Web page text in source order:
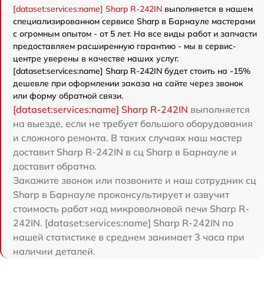
[dataset:services:name] Sharp R-242IN выполняется в нашем
специализированном сервисе Sharp в Барнауле мастерами
с огромным опытом - от 5 лет. На все виды работ и запчасти
предоставляем расширенную гарантию - мы в сервис-
центре уверены в качестве наших услуг.
[dataset:services:name] Sharp R-242IN будет стоить на -15%
дешевле при оформлении заказа на сайте через звонок
или форму обратной связи.
[dataset:services:name] Sharp R-242IN выполняется
на выезде, если не требует большого оборудования
и сложного ремонта. В таких случаях наш мастер
доставит Sharp R-242IN в сц Sharp в Барнауле и
доставит обратно.
Закажите звонок или позвоните и наш сотрудник сц
Sharp в Барнауле проконсультирует и озвучит
стоимость работ над микроволновой печи Sharp R-
242IN. [dataset:services:name] Sharp R-242IN по
нашей статистике в среднем занимает 3 часа при
наличии деталей.